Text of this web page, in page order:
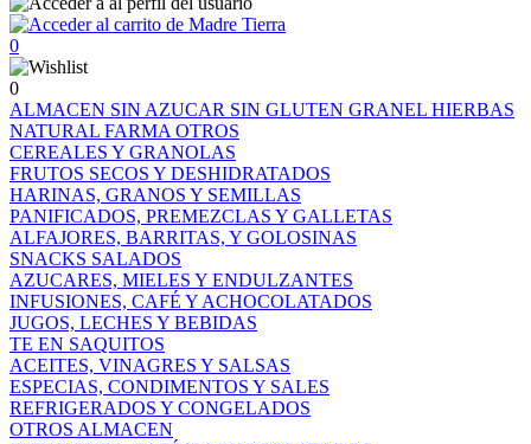
0
0
ALMACEN SIN AZUCAR SIN GLUTEN GRANEL HIERBAS
NATURAL FARMA OTROS
CEREALES Y GRANOLAS
FRUTOS SECOS Y DESHIDRATADOS
HARINAS, GRANOS Y SEMILLAS
PANIFICADOS, PREMEZCLAS Y GALLETAS
ALFAJORES, BARRITAS, Y GOLOSINAS
SNACKS SALADOS
AZUCARES, MIELES Y ENDULZANTES
INFUSIONES, CAFÉ Y ACHOCOLATADOS
JUGOS, LECHES Y BEBIDAS
TE EN SAQUITOS
ACEITES, VINAGRES Y SALSAS
ESPECIAS, CONDIMENTOS Y SALES
REFRIGERADOS Y CONGELADOS
OTROS ALMACEN